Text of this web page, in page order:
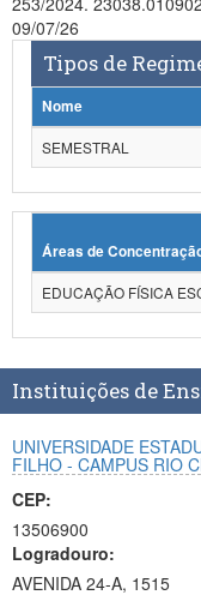
09/07/26
Tipos de
Nome
SEMESTRAL
Áreas de
EDUCAÇÃO FÍSICA
Instituições de
UNIVERSIDADE
FILHO - CAMPUS RIO
CEP:
13506900
Logradouro:
AVENIDA 24-A, 1515